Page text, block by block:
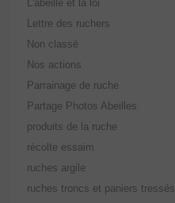
L'abeille et la loi
Lettre des ruchers
Non classé
Nos actions
Parrainage de ruche
Partage Photos Abeilles
produits de la ruche
récolte essaim
ruches argile
ruches troncs et paniers tressés